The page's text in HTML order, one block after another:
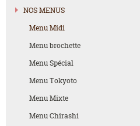
NOS MENUS
Menu Midi
Menu brochette
Menu Spécial
Menu Tokyoto
Menu Mixte
Menu Chirashi